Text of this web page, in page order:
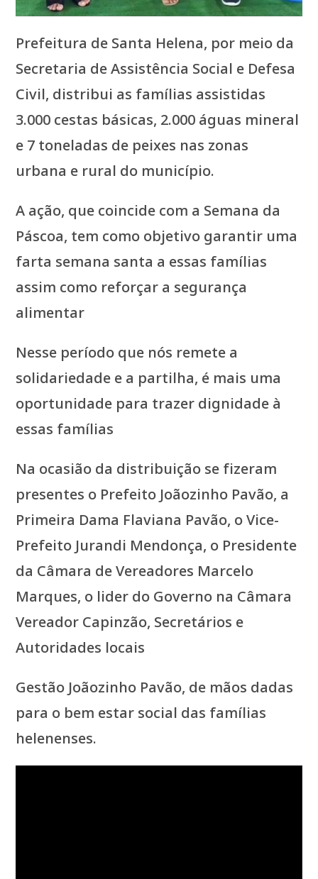
Prefeitura de Santa Helena, por meio da
Secretaria de Assistência Social e Defesa
Civil, distribui as famílias assistidas
3.000 cestas básicas, 2.000 águas mineral
e 7 toneladas de peixes nas zonas
urbana e rural do município.
A ação, que coincide com a Semana da
Páscoa, tem como objetivo garantir uma
farta semana santa a essas famílias
assim como reforçar a segurança
alimentar
Nesse período que nós remete a
solidariedade e a partilha, é mais uma
oportunidade para trazer dignidade à
essas famílias
Na ocasião da distribuição se fizeram
presentes o Prefeito Joãozinho Pavão, a
Primeira Dama Flaviana Pavão, o Vice-
Prefeito Jurandi Mendonça, o Presidente
da Câmara de Vereadores Marcelo
Marques, o lider do Governo na Câmara
Vereador Capinzão, Secretários e
Autoridades locais
Gestão Joãozinho Pavão, de mãos dadas
para o bem estar social das famílias
helenenses.